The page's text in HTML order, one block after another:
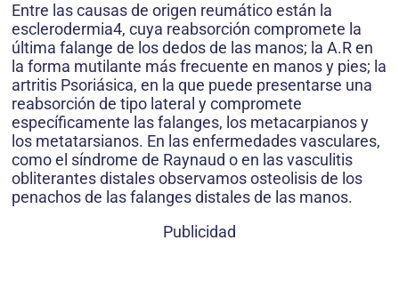
Entre las causas de origen reumático están la
esclerodermia4, cuya reabsorción compromete la
última falange de los dedos de las manos; la A.R en
la forma mutilante más frecuente en manos y pies; la
artritis Psoriásica, en la que puede presentarse una
reabsorción de tipo lateral y compromete
específicamente las falanges, los metacarpianos y
los metatarsianos. En las enfermedades vasculares,
como el síndrome de Raynaud o en las vasculitis
obliterantes distales observamos osteolisis de los
penachos de las falanges distales de las manos.
Publicidad